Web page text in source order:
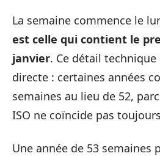
La semaine commence le
est celle qui contient le
janvier. Ce détail
directe : certaines années
semaines au lieu de 52,
ISO ne coïncide pas
Une année de 53 semaines